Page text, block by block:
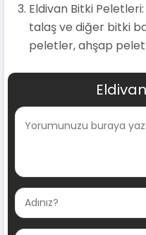
Eldivan Bitki Peletleri:
talaş ve diğer bitki
peletler, ahşap